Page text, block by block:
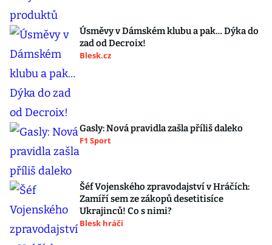
Úsměvy v Dámském klubu a pak… Dýka do
zad od Decroix!
Blesk.cz
Gasly: Nová pravidla zašla příliš daleko
F1 Sport
Šéf Vojenského zpravodajství v Hráčích:
Zamíří sem ze zákopů desetitisíce
Ukrajinců! Co s nimi?
Blesk hráči